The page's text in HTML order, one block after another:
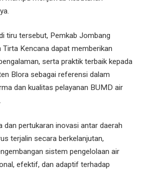
tiru tersebut, Pemkab Jombang
Kencana dapat memberikan
serta praktik terbaik kepada
Blora sebagai referensi dalam
dan kualitas pelayanan BUMD air
dan pertukaran inovasi antar daerah
terjalin secara berkelanjutan,
sistem pengelolaan air
efektif, dan adaptif terhadap